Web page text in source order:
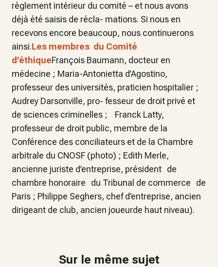
règlement intérieur du comité – et nous avons
déjà été saisis de récla- mations. Si nous en
recevons encore beaucoup, nous continuerons
ainsi.Les membres du Comité
d’éthiqueFrançois Baumann, docteur en
médecine ; Maria-Antonietta d’Agostino,
professeur des universités, praticien hospitalier ;
Audrey Darsonville, pro- fesseur de droit privé et
de sciences criminelles ; Franck Latty,
professeur de droit public, membre de la
Conférence des conciliateurs et de la Chambre
arbitrale du CNOSF (photo) ; Edith Merle,
ancienne juriste d’entreprise, président de
chambre honoraire du Tribunal de commerce de
Paris ; Philippe Seghers, chef d’entreprise, ancien
dirigeant de club, ancien joueurde haut niveau).
Sur le même sujet